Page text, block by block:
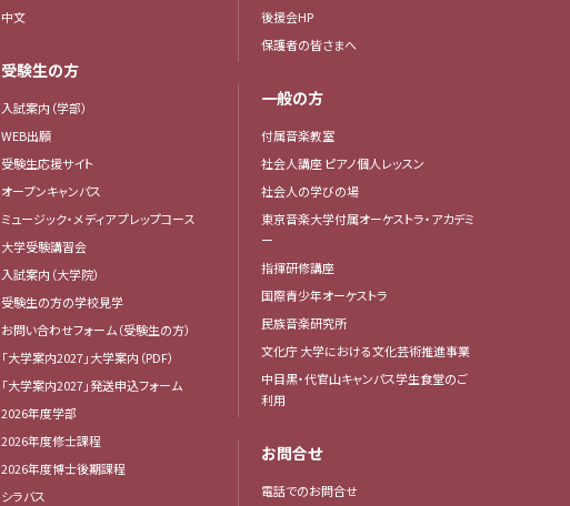
中文
受験生の方
入試案内（学部）
WEB出願
受験生応援サイト
オープンキャンパス
ミュージック・メディア プレップコース
大学受験講習会
入試案内（大学院）
受験生の方の学校見学
お問い合わせフォーム（受験生の方）
「大学案内2027」大学案内（PDF）
「大学案内2027」発送申込フォーム
2026年度学部
2026年度修士課程
2026年度博士後期課程
シラバス
後援会HP
保護者の皆さまへ
一般の方
付属音楽教室
社会人講座 ピアノ個人レッスン
社会人の学びの場
東京音楽大学付属オーケストラ・アカデミ
ー
指揮研修講座
国際青少年オーケストラ
民族音楽研究所
文化庁 大学における文化芸術推進事業
中目黒・代官山キャンパス学生食堂のご
利用
お問合せ
電話でのお問合せ